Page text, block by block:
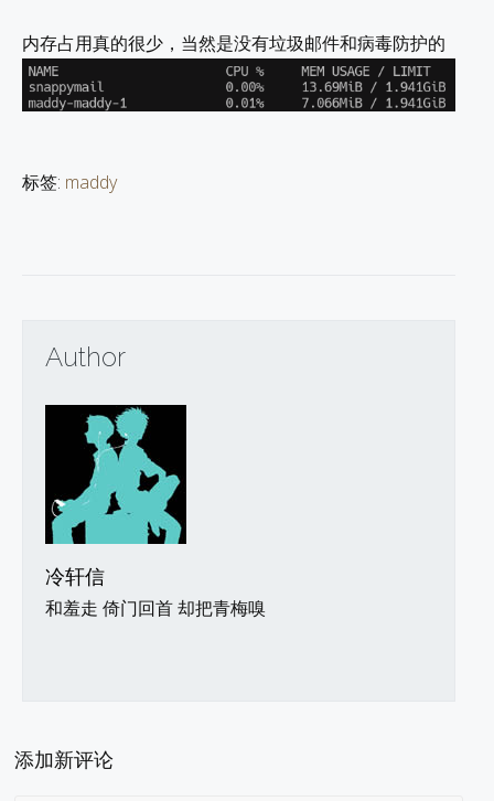
内存占用真的很少，当然是没有垃圾邮件和病毒防护的
标签: maddy
Author
冷轩信
和羞走 倚门回首 却把青梅嗅
添加新评论